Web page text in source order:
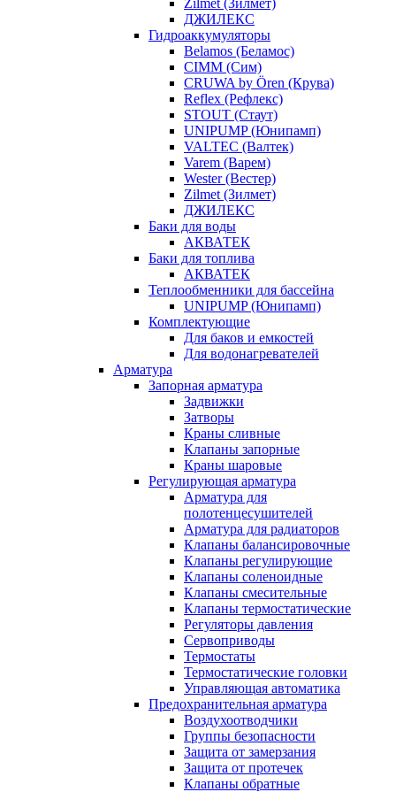
Zilmet (Зилмет)
ДЖИЛЕКС
Гидроаккумуляторы
Belamos (Беламос)
CIMM (Сим)
CRUWA by Ören (Крува)
Reflex (Рефлекс)
STOUT (Стаут)
UNIPUMP (Юнипамп)
VALTEC (Валтек)
Varem (Варем)
Wester (Вестер)
Zilmet (Зилмет)
ДЖИЛЕКС
Баки для воды
АКВАТЕК
Баки для топлива
АКВАТЕК
Теплообменники для бассейна
UNIPUMP (Юнипамп)
Комплектующие
Для баков и емкостей
Для водонагревателей
Арматура
Запорная арматура
Задвижки
Затворы
Краны сливные
Клапаны запорные
Краны шаровые
Регулирующая арматура
Арматура для
полотенцесушителей
Арматура для радиаторов
Клапаны балансировочные
Клапаны регулирующие
Клапаны соленоидные
Клапаны смесительные
Клапаны термостатические
Регуляторы давления
Сервоприводы
Термостаты
Термостатические головки
Управляющая автоматика
Предохранительная арматура
Воздухоотводчики
Группы безопасности
Защита от замерзания
Защита от протечек
Клапаны обратные